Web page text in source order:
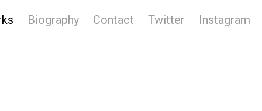
Biography Contact Twitter Instagram